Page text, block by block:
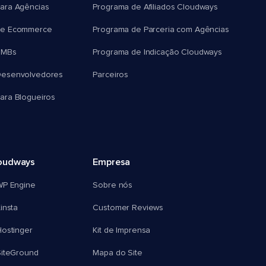
Agências
Ecommerce
Blogueiros
Programa de Afiliados Cloudways
Programa de Parceria com Agências
Programa de Indicação Cloudways
Parceiros
Engine
Empresa
Sobre nós
Customer Reviews
Kit de Imprensa
Mapa do Site